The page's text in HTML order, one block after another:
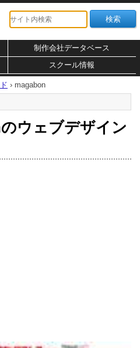
制作会社データベース
スクール情報
› magabon
ウェブデザイン